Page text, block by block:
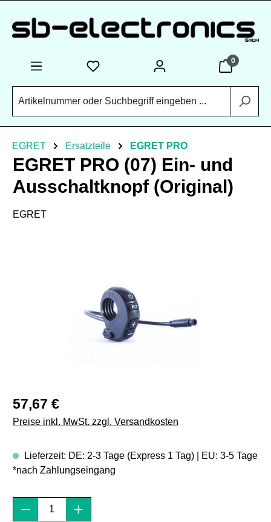
0
EGRET Ersatzteile EGRET PRO
EGRET PRO (07) Ein- und
Ausschaltknopf (Original)
EGRET
Regulärer Preis:
57,67 €
Preise inkl. MwSt. zzgl. Versandkosten
Lieferzeit: DE: 2-3 Tage (Express 1 Tag) | EU: 3-5 Tage
*nach Zahlungseingang
Produkt Anzahl: Gib den gewünschten